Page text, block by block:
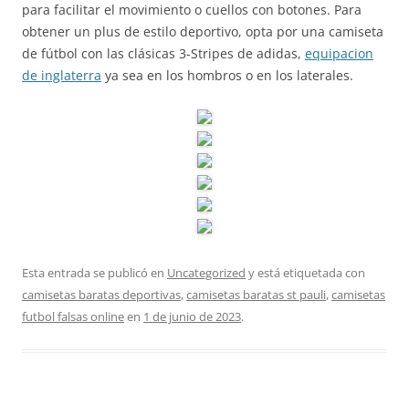
para facilitar el movimiento o cuellos con botones. Para
obtener un plus de estilo deportivo, opta por una camiseta
de fútbol con las clásicas 3-Stripes de adidas, equipacion
de inglaterra ya sea en los hombros o en los laterales.
Esta entrada se publicó en Uncategorized y está etiquetada con
camisetas baratas deportivas,camisetas baratas st pauli,camisetas
futbol falsas onlineen 1 de junio de 2023.